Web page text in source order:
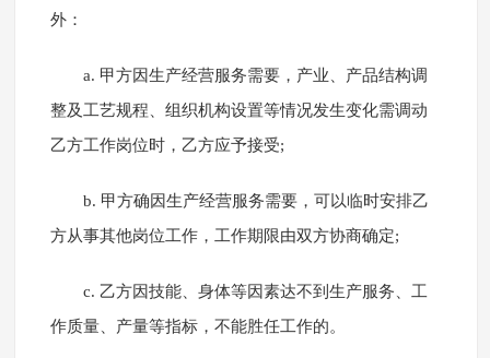
外：
a. 甲方因生产经营服务需要，产业、产品结构调
整及工艺规程、组织机构设置等情况发生变化需调动
乙方工作岗位时，乙方应予接受;
b. 甲方确因生产经营服务需要，可以临时安排乙
方从事其他岗位工作，工作期限由双方协商确定;
c. 乙方因技能、身体等因素达不到生产服务、工
作质量、产量等指标，不能胜任工作的。